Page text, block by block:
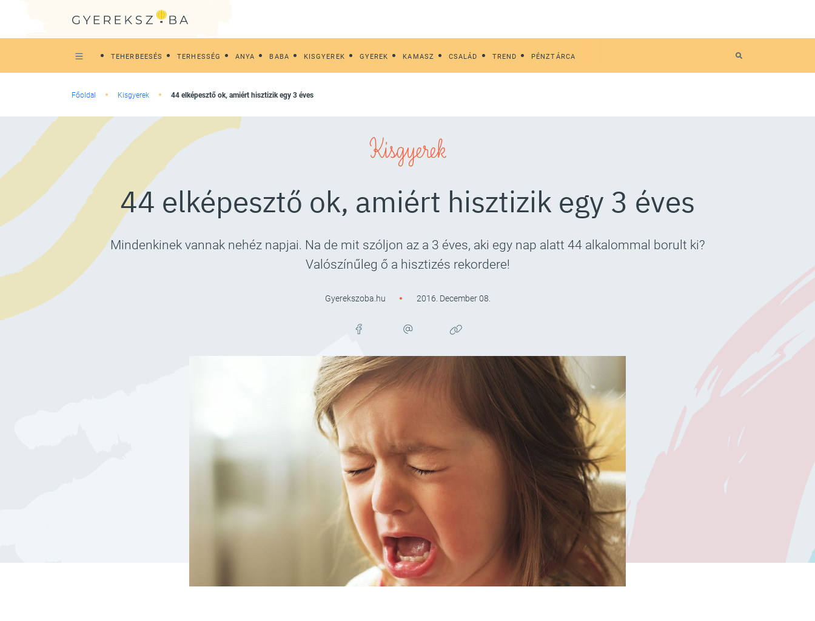
TEHERBEESÉS TERHESSÉG ANYA BABA KISGYEREK GYEREK KAMASZ CSALÁD TREND PÉNZTÁRCA
Főoldal Kisgyerek 44 elképesztő ok, amiért hisztizik egy 3 éves
Kisgyerek
44 elképesztő ok, amiért hisztizik egy 3 éves
Mindenkinek vannak nehéz napjai. Na de mit szóljon az a 3 éves, aki egy nap alatt 44 alkalommal borult ki?
Valószínűleg ő a hisztizés rekordere!
Gyerekszoba.hu 2016. December 08.